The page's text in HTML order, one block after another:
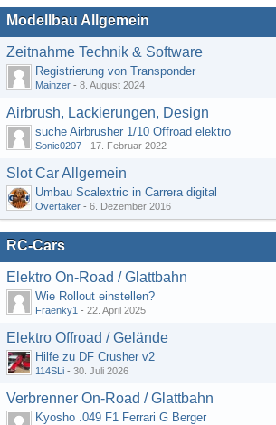
Modellbau Allgemein
Zeitnahme Technik & Software
Registrierung von Transponder
Mainzer - 8. August 2024
Airbrush, Lackierungen, Design
suche Airbrusher 1/10 Offroad elektro
Sonic0207 - 17. Februar 2022
Slot Car Allgemein
Umbau Scalextric in Carrera digital
Overtaker - 6. Dezember 2016
RC-Cars
Elektro On-Road / Glattbahn
Wie Rollout einstellen?
Fraenky1 - 22. April 2025
Elektro Offroad / Gelände
Hilfe zu DF Crusher v2
114SLi - 30. Juli 2026
Verbrenner On-Road / Glattbahn
Kyosho .049 F1 Ferrari G Berger